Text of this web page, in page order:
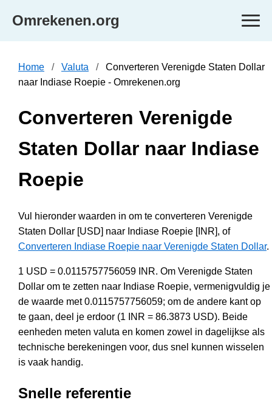
Omrekenen.org
Home Valuta
Converteren Verenigde Staten Dollar
naar Indiase Roepie - Omrekenen.org
Converteren Verenigde
Staten Dollar naar Indiase
Roepie
Vul hieronder waarden in om te converteren Verenigde
Staten Dollar [USD] naar Indiase Roepie [INR], of
Converteren Indiase Roepie naar Verenigde Staten Dollar.
1 USD = 0.0115757756059 INR. Om Verenigde Staten
Dollar om te zetten naar Indiase Roepie, vermenigvuldig je
de waarde met 0.0115757756059; om de andere kant op
te gaan, deel je erdoor (1 INR = 86.3873 USD). Beide
eenheden meten valuta en komen zowel in dagelijkse als
technische berekeningen voor, dus snel kunnen wisselen
is vaak handig.
Snelle referentie